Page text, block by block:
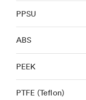
PPSU
ABS
PEEK
PTFE (Teflon)